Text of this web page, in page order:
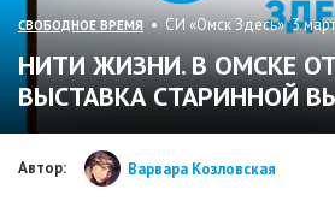
СВОБОДНОЕ ВРЕМЯ • СИ «Омск Здесь» 3
НИТИ ЖИЗНИ. В ОМСКЕ
ВЫСТАВКА СТАРИННОЙ
Автор: Варвара Козловская